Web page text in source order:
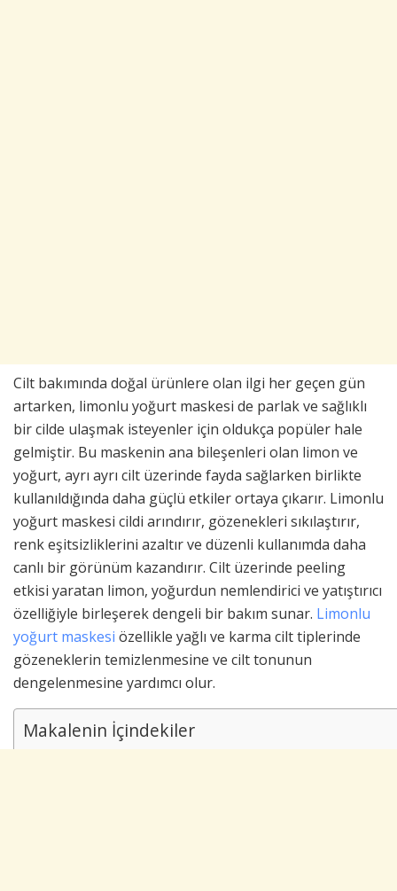
Cilt bakımında doğal ürünlere olan ilgi her geçen gün
artarken, limonlu yoğurt maskesi de parlak ve sağlıklı
bir cilde ulaşmak isteyenler için oldukça popüler hale
gelmiştir. Bu maskenin ana bileşenleri olan limon ve
yoğurt, ayrı ayrı cilt üzerinde fayda sağlarken birlikte
kullanıldığında daha güçlü etkiler ortaya çıkarır. Limonlu
yoğurt maskesi cildi arındırır, gözenekleri sıkılaştırır,
renk eşitsizliklerini azaltır ve düzenli kullanımda daha
canlı bir görünüm kazandırır. Cilt üzerinde peeling
etkisi yaratan limon, yoğurdun nemlendirici ve yatıştırıcı
özelliğiyle birleşerek dengeli bir bakım sunar. Limonlu
yoğurt maskesi özellikle yağlı ve karma cilt tiplerinde
gözeneklerin temizlenmesine ve cilt tonunun
dengelenmesine yardımcı olur.
Makalenin İçindekiler